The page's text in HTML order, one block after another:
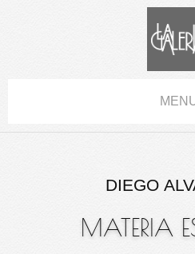
DIEGO
MATERIA